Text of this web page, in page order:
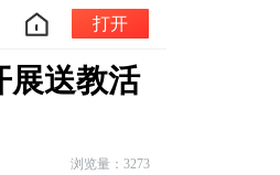
打开
展送教活
浏览量：3273